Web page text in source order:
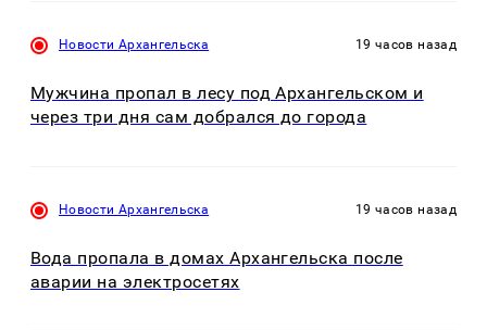
Новости Архангельска 19 часов назад
Мужчина пропал в лесу под Архангельском и
через три дня сам добрался до города
Новости Архангельска 19 часов назад
Вода пропала в домах Архангельска после
аварии на электросетях